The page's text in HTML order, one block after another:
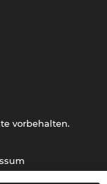
vorbehalten.